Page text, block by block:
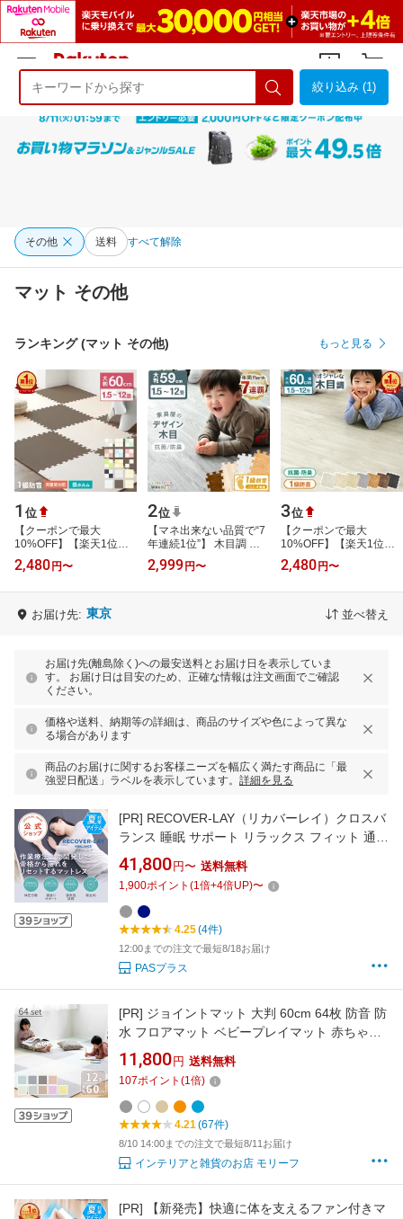
ようこそ 楽天市場へ ログイン
絞り込み (1)
その他 送料 すべて解除
マット その他
ランキング (マット その他) もっと見る
1 位
【クーポンで最大
10%OFF】【楽天1位】1
級防音 ジョイントマット
大判 60cm 3畳 4.5畳 6畳
2,480 円〜
2位
【マネ出来ない品質で“7
年連続1位”】 木目調 ジ
ョイントマット 大判
59cm 1.5畳 3畳 4.5畳 6
2,999 円〜
3位
【クーポンで最大
10%OFF】【楽天1位】
木目調 ジョイントマット
大判 60cm 1.5畳 3畳 4.5
2,480 円〜
お届け先: 東京 並べ替え
お届け先(離島除く)への最安送料とお届け日を表示していま
す。 お届け日は目安のため、正確な情報は注文画面でご確認
ください。
価格や送料、納期等の詳細は、商品のサイズや色によって異な
る場合があります
商品のお届けに関するお客様ニーズを幅広く満たす商品に「最
強翌日配送」ラベルを表示しています。 詳細を見る
[PR] RECOVER-LAY（リカバーレイ）クロスバ
ランス 睡眠 サポート リラックス フィット 通気
性 マットレス 敷布団 三つ折り 三ツ折り 折りた
たみ 撥水 腰痛 整体 洗え 快眠 通気性 丸洗い 寝
具 睡眠の質が上がる 寝返り 呼吸 深い 生活 習
慣 作業療法士 不眠 樹脂
41,800 円〜 送料無料
1,900ポイント (1倍+4倍UP)〜
4.25(4件)
12:00までの注文で最短8/18お届け
PASプラス
[PR] ジョイントマット 大判 60cm 64枚 防音 防
水 フロアマット ベビープレイマット 赤ちゃん
フロア―マット キッズラグ ラグ 敷物 キッズ か
わいい おしゃれ 北欧 eva 子供部屋 サイドパー
ツ付き グレー おしゃれ家具 リビング インテリ
ア タイルマット タイルカーペット 北欧
11,800 円 送料無料
107ポイント (1倍)
4.21(67件)
8/10 14:00までの注文で最短8/11お届け
インテリアと雑貨のお店 モリーフ
[PR]
【新発売】快適に体を支えるファン付きマ